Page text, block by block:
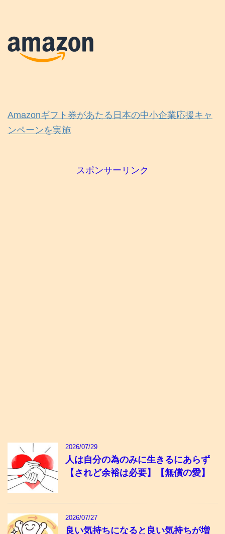
Amazonギフト券があたる日本の中小企業応援キャ
ンペーンを実施
スポンサーリンク
2026/07/29
人は自分の為のみに生きるにあらず
【されど余裕は必要】【無償の愛】
2026/07/27
良い気持ちになると良い気持ちが増